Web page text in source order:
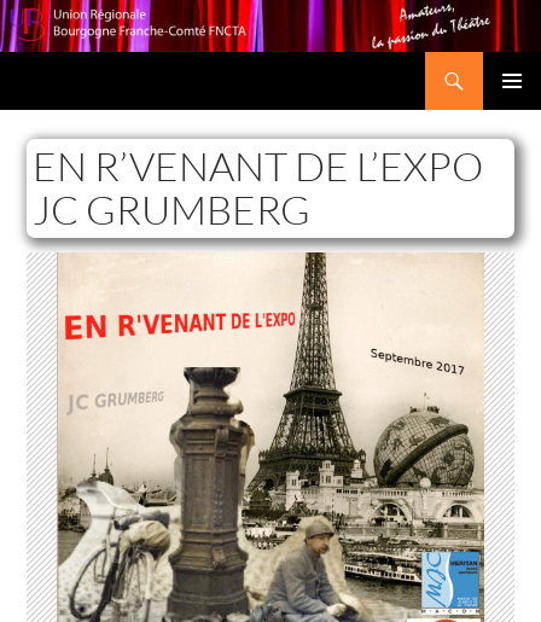
Union Régionale Bourgogne Franche-Comté FNCTA
CONTENU
EN R’VENANT DE L’EXPO
JC GRUMBERG